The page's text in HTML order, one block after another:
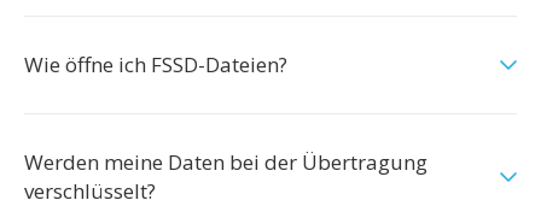
Wie öffne ich FSSD-Dateien?
Werden meine Daten bei der Übertragung
verschlüsselt?